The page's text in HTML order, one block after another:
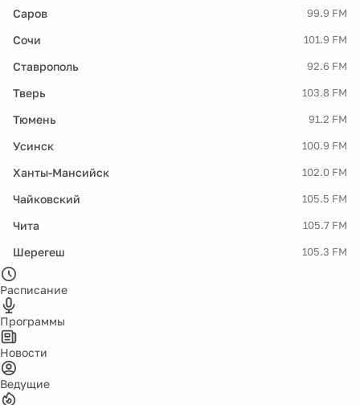
Саров 99.9 FM
Сочи 101.9 FM
Ставрополь 92.6 FM
Тверь 103.8 FM
Тюмень 91.2 FM
Усинск 100.9 FM
Ханты-Мансийск 102.0 FM
Чайковский 105.5 FM
Чита 105.7 FM
Шерегеш 105.3 FM
Расписание
Программы
Новости
Ведущие